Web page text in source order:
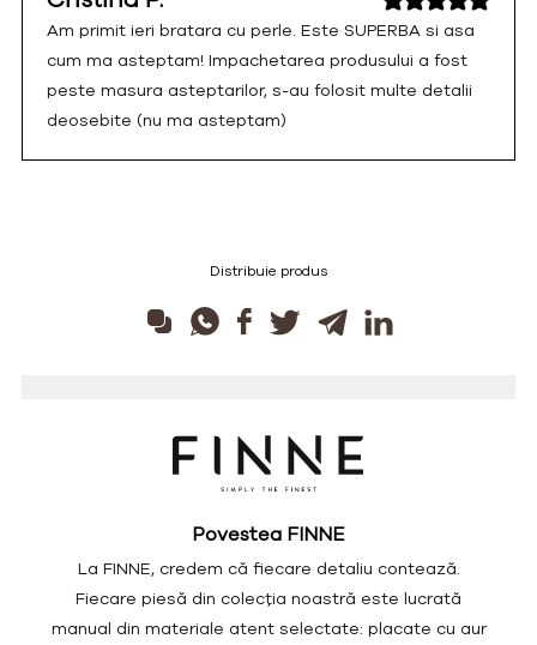
Am primit ieri bratara cu perle. Este SUPERBA si asa
cum ma asteptam! Impachetarea produsului a fost
peste masura asteptarilor, s-au folosit multe detalii
deosebite (nu ma asteptam)
Distribuie produs
Povestea FINNE
La FINNE, credem că fiecare detaliu contează.
Fiecare piesă din colecția noastră este lucrată
manual din materiale atent selectate: placate cu aur